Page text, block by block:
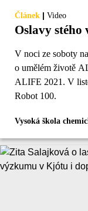
Článek | Video
Oslavy
V noci ze soboty
o umělém životě
ALIFE 2021. V
Robot 100.
Vysoká škola